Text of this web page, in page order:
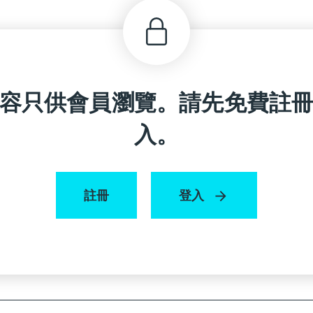
只供會員瀏覽。請先免費註
入。
註冊 登入